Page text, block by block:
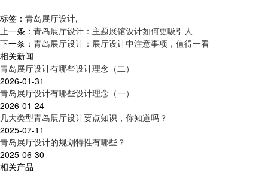
标签： 青岛展厅设计,
上一条： 青岛展厅设计：主题展馆设计如何更吸引人
下一条： 青岛展厅设计：展厅设计中注意事项，值得一看
相关新闻
青岛展厅设计有哪些设计理念（二）
2026-01-31
青岛展厅设计有哪些设计理念（一）
2026-01-24
几大类型青岛展厅设计要点知识，你知道吗？
2025-07-11
青岛展厅设计的规划特性有哪些？
2025-06-30
相关产品